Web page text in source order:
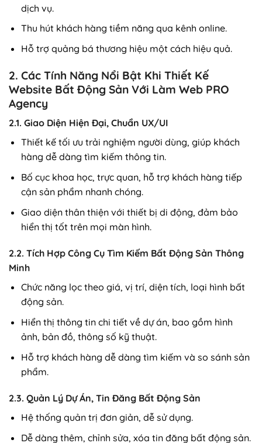
dịch vụ.
Thu hút khách hàng tiềm năng qua kênh online.
Hỗ trợ quảng bá thương hiệu một cách hiệu quả.
2. Các Tính Năng Nổi Bật Khi Thiết Kế
Website Bất Động Sản Với Làm Web PRO
Agency
2.1. Giao Diện Hiện Đại, Chuẩn UX/UI
Thiết kế tối ưu trải nghiệm người dùng, giúp khách
hàng dễ dàng tìm kiếm thông tin.
Bố cục khoa học, trực quan, hỗ trợ khách hàng tiếp
cận sản phẩm nhanh chóng.
Giao diện thân thiện với thiết bị di động, đảm bảo
hiển thị tốt trên mọi màn hình.
2.2. Tích Hợp Công Cụ Tìm Kiếm Bất Động Sản Thông
Minh
Chức năng lọc theo giá, vị trí, diện tích, loại hình bất
động sản.
Hiển thị thông tin chi tiết về dự án, bao gồm hình
ảnh, bản đồ, thông số kỹ thuật.
Hỗ trợ khách hàng dễ dàng tìm kiếm và so sánh sản
phẩm.
2.3. Quản Lý Dự Án, Tin Đăng Bất Động Sản
Hệ thống quản trị đơn giản, dễ sử dụng.
Dễ dàng thêm, chỉnh sửa, xóa tin đăng bất động sản.